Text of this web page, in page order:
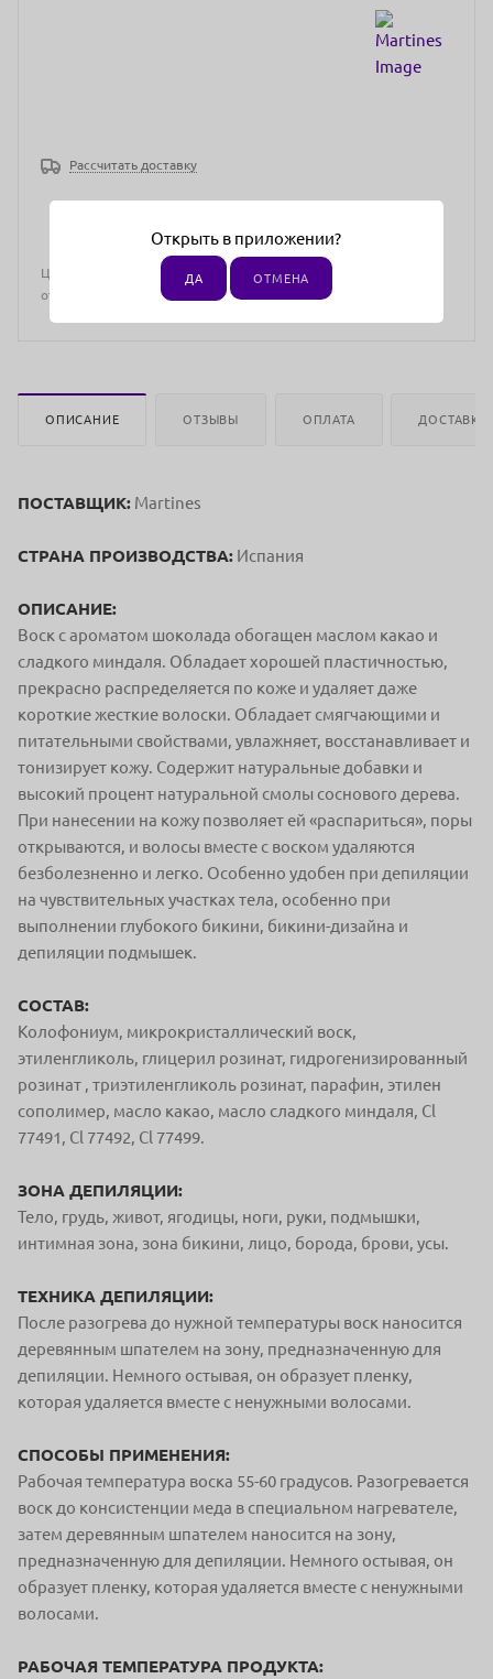
Рассчитать доставку
Цена действительна только для интернет-магазина и может
отличаться от цен в розничных магазинах
ОПИСАНИЕ ОТЗЫВЫ ОПЛАТА ДОСТАВКА
ПОСТАВЩИК: Martines
СТРАНА ПРОИЗВОДСТВА: Испания
ОПИСАНИЕ:
Воск с ароматом шоколада обогащен маслом какао и
сладкого миндаля. Обладаетхорошей пластичностью,
прекрасно распределяется по коже и удаляет даже
короткие жесткие волоски. Обладает смягчающими и
питательными свойствами, увлажняет, восстанавливает и
тонизирует кожу. Содержит натуральные добавки и
высокий процент натуральной смолы соснового дерева.
При нанесении на кожу позволяет ей «распариться», поры
открываются, и волосы вместе с воском удаляются
безболезненно и легко. Особенно удобен при депиляции
на чувствительных участках тела, особенно при
выполнении глубокого бикини, бикини-дизайна и
депиляции подмышек.
СОСТАВ:
Колофониум, микрокристаллический воск,
этиленгликоль, глицерил розинат, гидрогенизированный
розинат , триэтиленгликоль розинат, парафин, этилен
сополимер, масло какао, масло сладкого миндаля, Cl
77491, Cl 77492, Cl 77499.
ЗОНА ДЕПИЛЯЦИИ:
Тело, грудь, живот, ягодицы, ноги, руки, подмышки,
интимная зона, зона бикини, лицо, борода, брови, усы.
ТЕХНИКА ДЕПИЛЯЦИИ:
После разогрева до нужной температуры воск наносится
деревянным шпателем на зону, предназначенную для
депиляции. Немного остывая, он образует пленку,
которая удаляется вместе с ненужными волосами.
СПОСОБЫ ПРИМЕНЕНИЯ:
Рабочая температура воска 55-60 градусов. Разогревается
воск до консистенции меда в специальном нагревателе,
затем деревянным шпателем наносится на зону,
предназначенную для депиляции. Немного остывая, он
образует пленку, которая удаляется вместе с ненужными
волосами.
РАБОЧАЯ ТЕМПЕРАТУРА ПРОДУКТА:
Открыть в приложении?
ДА ОТМЕНА